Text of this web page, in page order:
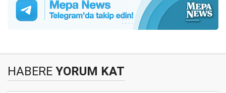
HABERE YORUM KAT